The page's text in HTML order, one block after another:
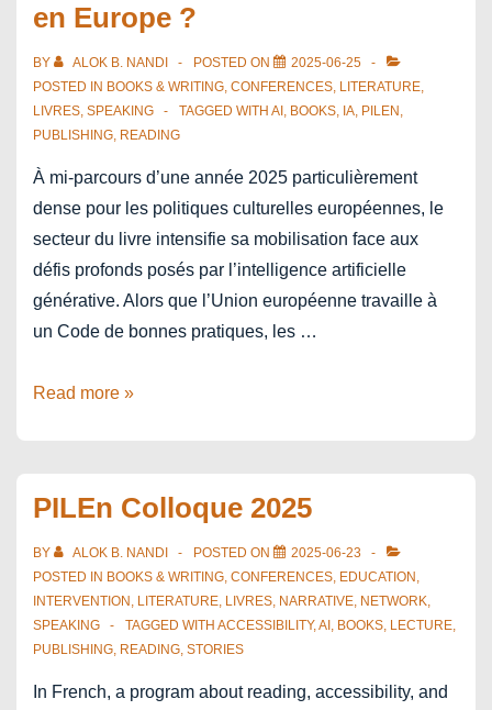
en Europe ?
BY ALOK B. NANDI POSTED ON
2025-06-25
POSTED IN BOOKS & WRITING, CONFERENCES, LITERATURE,
LIVRES, SPEAKING TAGGED WITH AI , BOOKS, IA, PILEN ,
PUBLISHING, READING
À mi-parcours d’une année 2025 particulièrement
dense pour les politiques culturelles européennes, le
secteur du livre intensifie sa mobilisation face aux
défis profonds posés par l’intelligence artificielle
générative. Alors que l’Union européenne travaille à
un Code de bonnes pratiques, les …
Face
modèles
d’action
pour
le
livre
Read more »
PILEn Colloque 2025
BY ALOK B. NANDI POSTED ON
2025-06-23
POSTED IN BOOKS & WRITING, CONFERENCES, EDUCATION ,
INTERVENTION , LITERATURE, LIVRES, NARRATIVE, NETWORK,
SPEAKING
TAGGED WITH ACCESSIBILITY,AI , BOOKS, LECTURE,
PUBLISHING, READING, STORIES
In French, a program about reading, accessibility, and